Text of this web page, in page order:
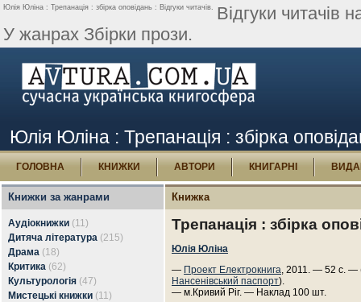
Юлія Юліна : Трепанація : збірка оповідань : Відгуки читачів. Відгуки читачів
У жанрах Збірки прози.
Юлія Юліна : Трепанація : збірка
ГОЛОВНА КНИЖКИ АВТОРИ КНИГАРНІ
Книжки за жанрами
Аудіокнижки (11)
Дитяча література (215)
Драма (18)
Критика (62)
Культурологія (47)
Мистецькі книжки (11)
Книжка
Трепанація : збірка
Юлія Юліна
— Проект Електрокнига, 2011. — 52 с. —
Нансенівський паспорт).
— м.Кривий Ріг. — Наклад 100 шт.